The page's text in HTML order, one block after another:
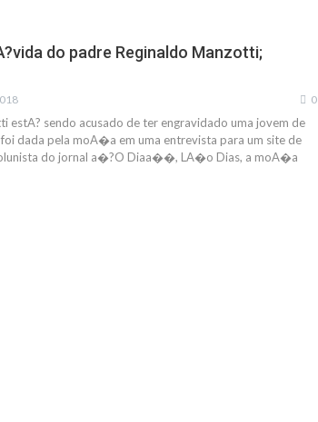
do padre Reginaldo Manzotti;
0
estA? sendo acusado de ter engravidado uma jovem de
dada pela moA�a em uma entrevista para um site de
do jornal a�?O Diaa��, LA�o Dias, a moA�a